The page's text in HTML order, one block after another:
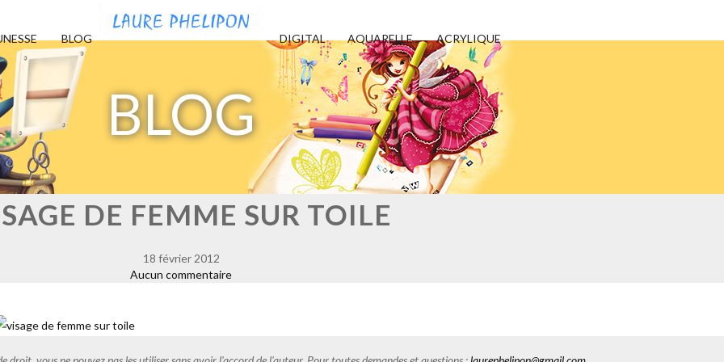
BLOG
DE FEMME SUR TOILE
18 février 2012
Aucun commentaire
BLOG DIGITAL AQUARELLE ACRYLIQUE